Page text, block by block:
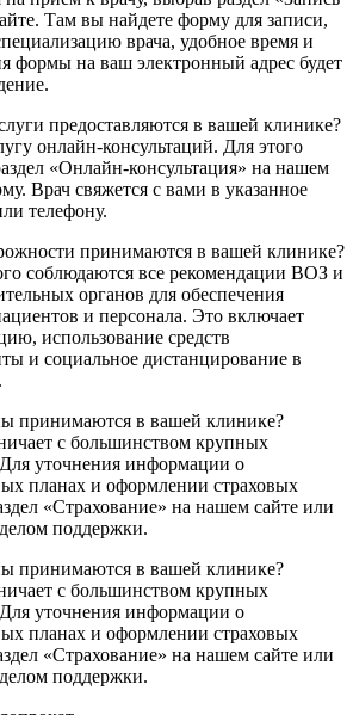
Там вы найдете форму для записи,
врача, удобное время и
формы на ваш электронный адрес будет
предоставляются в вашей клинике?
онлайн-консультаций. Для этого
«Онлайн-консультация» на нашем
Врач свяжется с вами в указанное
телефону.
принимаются в вашей клинике?
соблюдаются все рекомендации ВОЗ и
органов для обеспечения
и персонала. Это включает
использование средств
и социальное дистанцирование в
принимаются в вашей клинике?
с большинством крупных
уточнения информации о
планах и оформлении страховых
«Страхование» на нашем сайте или
поддержки.
принимаются в вашей клинике?
с большинством крупных
уточнения информации о
планах и оформлении страховых
«Страхование» на нашем сайте или
поддержки.